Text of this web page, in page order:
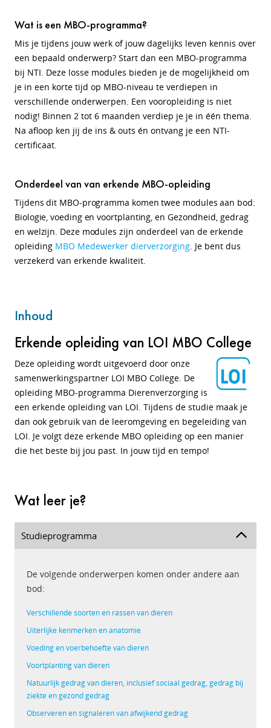
Wat is een MBO-programma?
Mis je tijdens jouw werk of jouw dagelijks leven kennis over
een bepaald onderwerp? Start dan een MBO-programma
bij NTI. Deze losse modules bieden je de mogelijkheid om
je in een korte tijd op MBO-niveau te verdiepen in
verschillende onderwerpen. Een vooropleiding is niet
nodig! Binnen 2 tot 6 maanden verdiep je je in één thema.
Na afloop ken jij de ins & outs én ontvang je een NTI-
certificaat.
Onderdeel van van erkende MBO-opleiding
Tijdens dit MBO-programma komen twee modules aan bod:
Biologie, voeding en voortplanting, en Gezondheid, gedrag
en welzijn. Deze modules zijn onderdeel van de erkende
opleiding MBO Medewerker dierverzorging. Je bent dus
verzekerd van erkende kwaliteit.
Inhoud
Erkende opleiding van LOI MBO College
Deze opleiding wordt uitgevoerd door onze
samenwerkingspartner LOI MBO College. De
opleiding MBO-programma Dierenverzorging is
een erkende opleiding van LOI. Tijdens de studie maak je
dan ook gebruik van de leeromgeving en begeleiding van
LOI. Je volgt deze erkende MBO opleiding op een manier
die het beste bij jou past. In jouw tijd en tempo!
Wat leer je?
Studieprogramma
De volgende onderwerpen komen onder andere aan
bod:
Verschillende soorten en rassen van dieren
Uiterlijke kenmerken en anatomie
Voeding en voerbehoefte van dieren
Voortplanting van dieren
Natuurlijk gedrag van dieren, inclusief sociaal gedrag, gedrag bij
ziekte en gezond gedrag
Observeren en signaleren van afwijkend gedrag